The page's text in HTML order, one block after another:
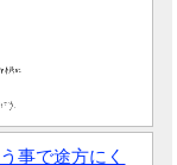
事で途方にく